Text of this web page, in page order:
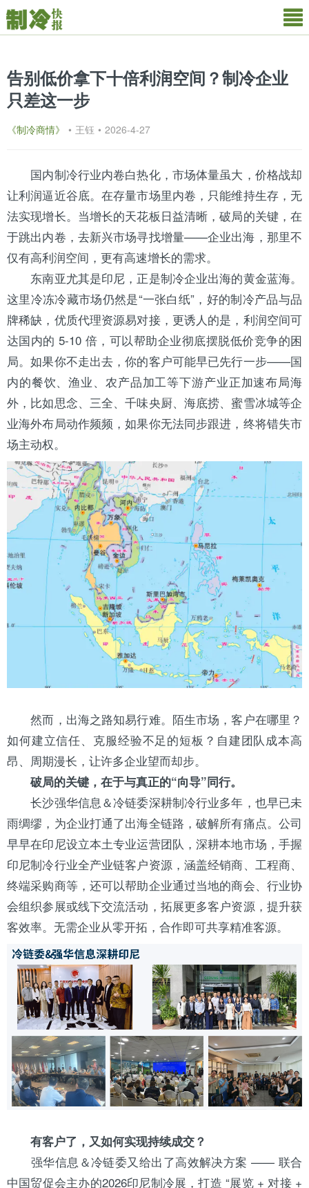
告别低价拿下十倍利润空间？制冷企业
只差这一步
《制冷商情》 • 王钰 • 2026-4-27
国内制冷行业内卷白热化，市场体量虽大，价格战却
让利润逼近谷底。在存量市场里内卷，只能维持生存，无
法实现增长。当增长的天花板日益清晰，破局的关键，在
于跳出内卷，去新兴市场寻找增量——企业出海，那里不
仅有高利润空间，更有高速增长的需求。
东南亚尤其是印尼，正是制冷企业出海的黄金蓝海。
这里冷冻冷藏市场仍然是“一张白纸”，好的制冷产品与品
牌稀缺，优质代理资源易对接，更诱人的是，利润空间可
达国内的 5-10 倍，可以帮助企业彻底摆脱低价竞争的困
局。如果你不走出去，你的客户可能早已先行一步——国
内的餐饮、渔业、农产品加工等下游产业正加速布局海
外，比如思念、三全、千味央厨、海底捞、蜜雪冰城等企
业海外布局动作频频，如果你无法同步跟进，终将错失市
场主动权。
然而，出海之路知易行难。陌生市场，客户在哪里？
如何建立信任、克服经验不足的短板？自建团队成本高
昂、周期漫长，让许多企业望而却步。
破局的关键，在于与真正的“向导”同行。
长沙强华信息＆冷链委深耕制冷行业多年，也早已未
雨绸缪，为企业打通了出海全链路，破解所有痛点。公司
早早在印尼设立本土专业运营团队，深耕本地市场，手握
印尼制冷行业全产业链客户资源，涵盖经销商、工程商、
终端采购商等，还可以帮助企业通过当地的商会、行业协
会组织参展或线下交流活动，拓展更多客户资源，提升获
客效率。无需企业从零开拓，合作即可共享精准客源。
有客户了，又如何实现持续成交？
强华信息＆冷链委又给出了高效解决方案 —— 联合
中国贸促会主办的2026印尼制冷展 ，打造 “展览 + 对接 +